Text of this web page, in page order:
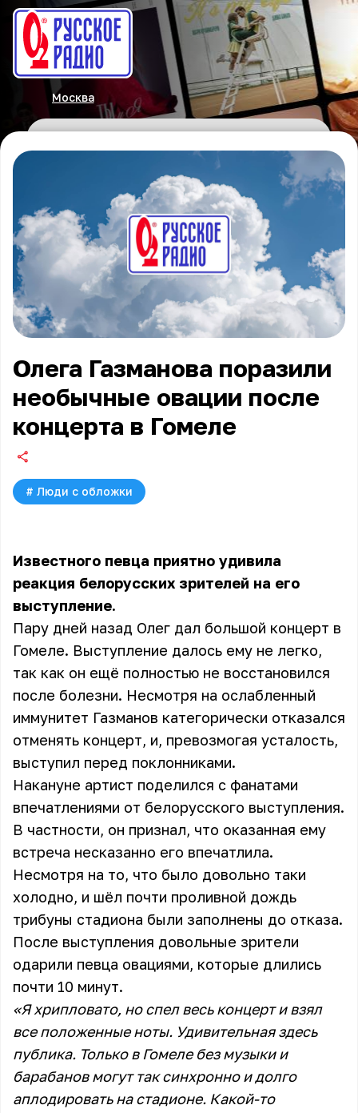
Москва
Олега Газманова поразили
необычные овации после
концерта в Гомеле
# Люди с обложки
Известного певца приятно удивила
реакция белорусских зрителей на его
выступление.
Пару дней назад Олег дал большой концерт в
Гомеле. Выступление далось ему не легко,
так как он ещё полностью не восстановился
после болезни. Несмотря на ослабленный
иммунитет Газманов категорически отказался
отменять концерт, и, превозмогая усталость,
выступил перед поклонниками.
Накануне артист поделился с фанатами
впечатлениями от белорусского выступления.
В частности, он признал, что оказанная ему
встреча несказанно его впечатлила.
Несмотря на то, что было довольно таки
холодно, и шёл почти проливной дождь
трибуны стадиона были заполнены до отказа.
После выступления довольные зрители
одарили певца овациями, которые длились
почти 10 минут.
«Я хрипловато, но спел весь концерт и взял
все положенные ноты. Удивительная здесь
публика. Только в Гомеле без музыки и
барабанов могут так синхронно и долго
аплодировать на стадионе. Какой-то